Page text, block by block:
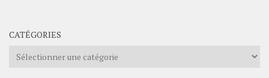
CATÉGORIES
Catégories